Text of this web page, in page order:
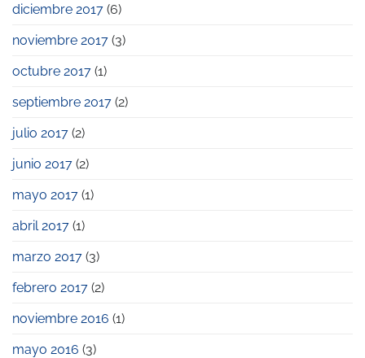
diciembre 2017 (6)
noviembre 2017 (3)
octubre 2017 (1)
septiembre 2017 (2)
julio 2017 (2)
junio 2017 (2)
mayo 2017 (1)
abril 2017 (1)
marzo 2017 (3)
febrero 2017 (2)
noviembre 2016 (1)
mayo 2016 (3)